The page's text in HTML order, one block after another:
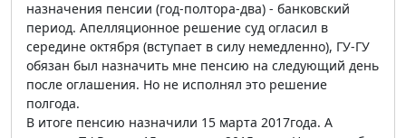
назначения пенсии (год-полтора-два) - банковский
период. Апелляционное решение суд огласил в
середине октября (вступает в силу немедленно), ГУ-ГУ
обязан был назначить мне пенсию на следующий день
после оглашения. Но не исполнял это решение
полгода.
В итоге пенсию назначили 15 марта 2017года. А